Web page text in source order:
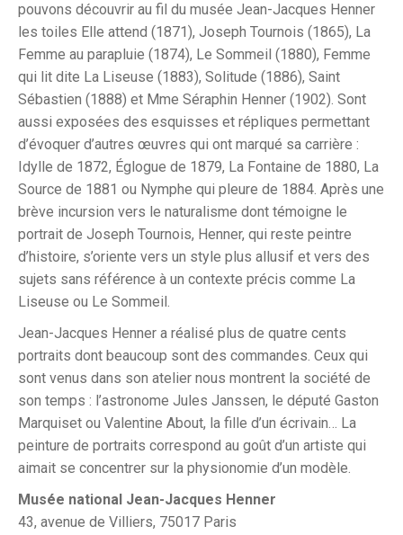
pouvons découvrir au fil du musée Jean-Jacques Henner
les toiles Elle attend (1871), Joseph Tournois (1865), La
Femme au parapluie (1874), Le Sommeil (1880), Femme
qui lit dite La Liseuse (1883), Solitude (1886), Saint
Sébastien (1888) et Mme Séraphin Henner (1902). Sont
aussi exposées des esquisses et répliques permettant
d’évoquer d’autres œuvres qui ont marqué sa carrière :
Idylle de 1872, Églogue de 1879, La Fontaine de 1880, La
Source de 1881 ou Nymphe qui pleure de 1884. Après une
brève incursion vers le naturalisme dont témoigne le
portrait de Joseph Tournois, Henner, qui reste peintre
d’histoire, s’oriente vers un style plus allusif et vers des
sujets sans référence à un contexte précis comme La
Liseuse ou Le Sommeil.
Jean-Jacques Henner a réalisé plus de quatre cents
portraits dont beaucoup sont des commandes. Ceux qui
sont venus dans son atelier nous montrent la société de
son temps : l’astronome Jules Janssen, le député Gaston
Marquiset ou Valentine About, la fille d’un écrivain… La
peinture de portraits correspond au goût d’un artiste qui
aimait se concentrer sur la physionomie d’un modèle.
Musée national Jean-Jacques Henner
43, avenue de Villiers, 75017 Paris